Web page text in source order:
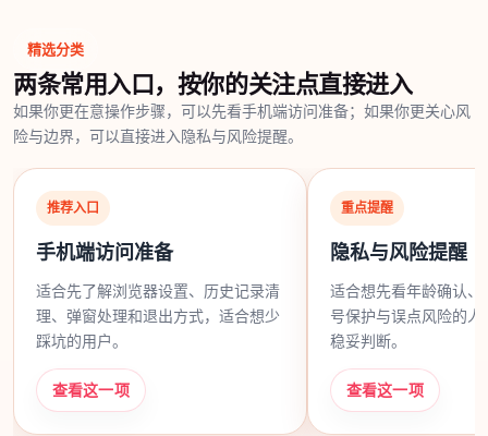
精选分类
两条常用入口，按你的关注点直接进入
如果你更在意操作步骤，可以先看手机端访问准备；如果你更关心风
险与边界，可以直接进入隐私与风险提醒。
推荐入口
手机端访问准备
适合先了解浏览器设置、历史记录清
理、弹窗处理和退出方式，适合想少
踩坑的用户。
查看这一项
重点提醒
隐私与风险提醒
适合想先看年龄确认、
号保护与误点风险的人
稳妥判断。
查看这一项